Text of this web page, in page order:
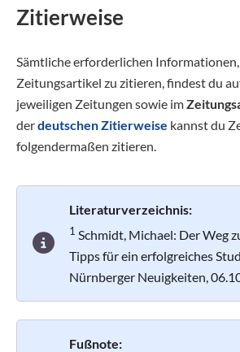
Zitierweise
Sämtliche erforderlichen
Zeitungsartikel zu zitieren, findest du
jeweiligen Zeitungen sowie im
derdeutschen Zitierweise kannst du
folgendermaßen zitieren.
Literaturverzeichnis:
1 Schmidt, Michael: Der Weg
Tipps für ein erfolgreiches
Nürnberger Neuigkeiten,
Fußnote: